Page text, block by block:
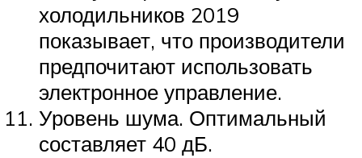
холодильников 2019
показывает, что производители
предпочитают использовать
электронное управление.
Уровень шума. Оптимальный
составляет 40 дБ.